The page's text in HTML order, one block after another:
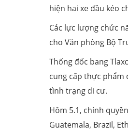
hiện hai xe đầu kéo
Các lực lượng chức
cho Văn phòng Bộ
Thống đốc bang
cung cấp thực phẩm
tình trạng di cư.
Hôm 5.1, chính
Guatemala, Brazil,